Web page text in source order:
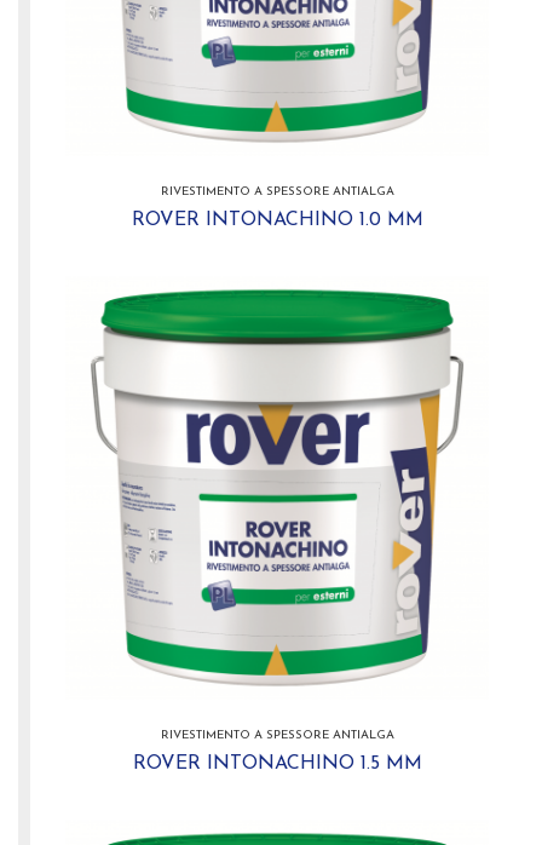
RIVESTIMENTO A SPESSORE ANTIALGA
ROVER INTONACHINO 1.0 MM
RIVESTIMENTO A SPESSORE ANTIALGA
ROVER INTONACHINO 1.5 MM